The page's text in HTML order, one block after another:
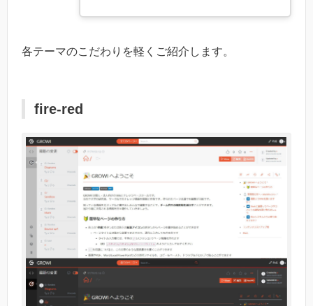
各テーマのこだわりを軽くご紹介します。
fire-red